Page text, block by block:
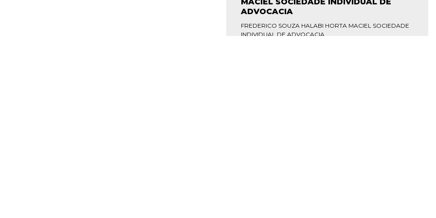
ADVOCACIA
FREDERICO SOUZA HALABI HORTA MACIEL SOCIEDADE
INDIVIDUAL DE ADVOCACIA